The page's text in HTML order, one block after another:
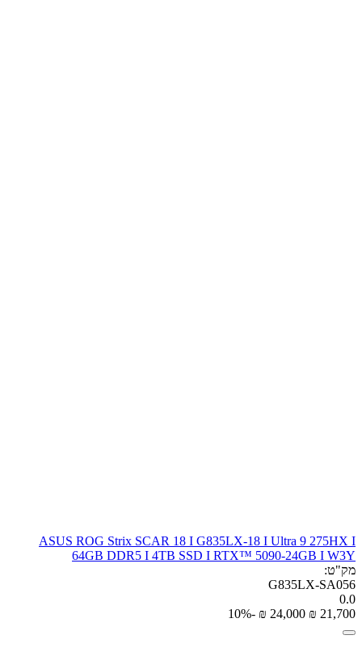
ASUS ROG Strix SCAR 18 I G835LX-18 I Ultra 9 275HX I
64GB DDR5 I 4TB SSD I RTX™ 5090-24GB I W3Y
מק"ט:
G835LX-SA056
0.0
₪ 21,700
₪ 24,000
-10%